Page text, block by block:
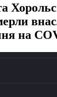
на